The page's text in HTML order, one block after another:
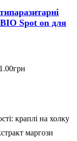
Spot on для
.00грн
краплі на холку
маргози